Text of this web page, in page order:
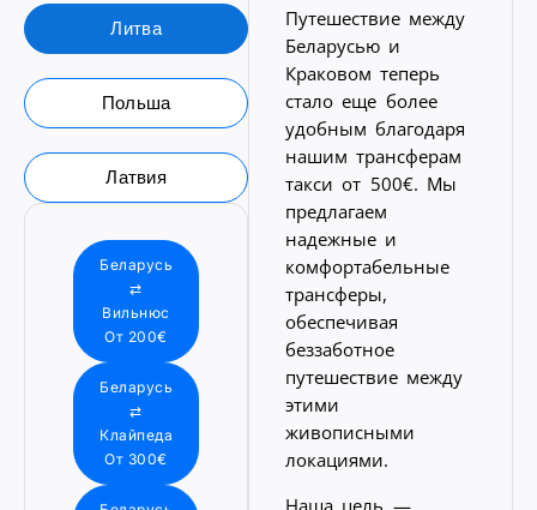
Литва
Польша
Латвия
Беларусь
⇄
Вильнюс
От 200€
Беларусь
⇄
Клайпеда
От 300€
Путешествие между
Беларусью и
Краковом теперь
стало еще более
удобным благодаря
нашим трансферам
такси от 500€. Мы
предлагаем
надежные и
комфортабельные
трансферы,
обеспечивая
беззаботное
путешествие между
этими
живописными
локациями.
Наша цель —